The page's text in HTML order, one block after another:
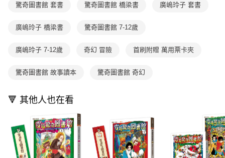
2.透過簡訊連結打開帳單後，可選擇「超商條碼／台灣大直營門市／銀行轉
【注意事項】
用戶於交易時，得透過本服務購買商品或服務，並由商店將買賣／分期付款
2.基於同意付款使用「大哥付你分期」之契約關係目的，商店將以您的個人
資料（包含姓名、電話或地址）提供予台灣大哥大進項蒐集、處理及利用，
3.完整用戶服務條款，請詳閱以下連結：
結帳頁面，進行簡訊認證並確認金額後，即可完成結帳。
３．收到繳費通知簡訊後14天內，點擊此簡訊中的連結，可透過四大超商／
※ 請注意：結帳手續完成當下不需立刻繳費，但若您需要取消訂單，請聯絡
購買商品的店家。未經商家同意取消之訂單仍視為有效，需透過AFTEE先享
※ 交易是否成功請以「AFTEE先享後付 」之結帳頁面顯示為準，若有關於
１．透過由恩沛科技股份有限公司提供之「AFTEE先享後付」服務完成之交
易，需依本服務之必要範圍內提供個人資料，並將交易相關給付款項請求債
權轉讓予恩沛科技股份有限公司。
２．關於個人資料處理事宜，請瀏覽以下網址：
https://aftee.tw/terms/#terms3
付款後7-11取貨
每筆NT$70，滿NT$800(含以上)免運費
離島宅配（澎湖、金門、馬祖、小琉球；不適用於郵局i郵箱）
海外包裹航空運送
驚奇圖書館 套書 驚奇圖書館 橋梁書 廣嶋玲子 套書
廣嶋玲子 橋梁書 驚奇圖書館 7-12歲
廣嶋玲子 7-12歲 奇幻 冒險 首刷附贈 萬用票卡夾
驚奇圖書館 故事讀本 驚奇圖書館 奇幻
🔻 其他人也在看